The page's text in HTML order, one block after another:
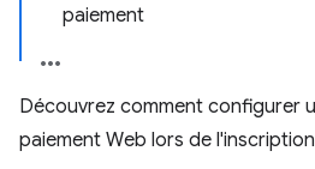
paiement
Découvrez comment configurer
paiement Web lors de